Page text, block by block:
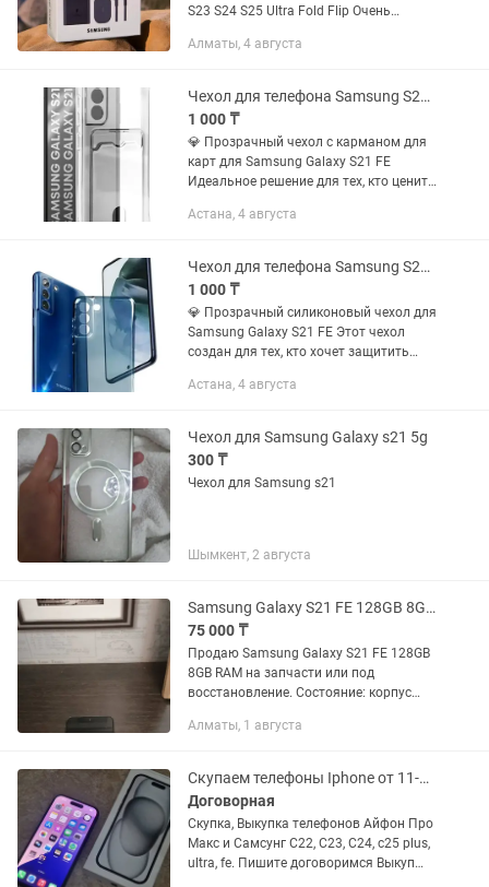
S23 S24 S25 Ultra Fold Flip Очень
клиенты покупают для своих
Алматы, 4 августа
Чехол для телефона Samsung S21FE
1 000 ₸
💎 Прозрачный чехол с карманом для
карт для Samsung Galaxy S21 FE
Идеальное решение для тех, кто ценит
только защищает ваш смартфон, но и
Астана, 4 августа
Чехол для телефона Samsung S21FE
1 000 ₸
💎 Прозрачный силиконовый чехол для
Samsung Galaxy S21 FE Этот чехол
создан для тех, кто хочет защитить
оригинальный дизайн и цвет.
Астана, 4 августа
Чехол для Samsung Galaxy s21 5g
300 ₸
Чехол для Samsung s21
Шымкент, 2 августа
Samsung Galaxy S21 FE 128GB 8GB RAM
75 000 ₸
Продаю Samsung Galaxy S21 FE 128GB
8GB RAM на запчасти или под
восстановление. Состояние: корпус
царапин, основной экран целый и без
Алматы, 1 августа
Скупаем телефоны Iphone от 11-16 до Pro Max, Samsung S22 - S25 Ultra
Договорная
Скупка, Выкупка телефонов Айфон Про
Макс и Самсунг С22, С23, С24, с25 plus,
ultra, fe. Пишите договоримся Выкуп